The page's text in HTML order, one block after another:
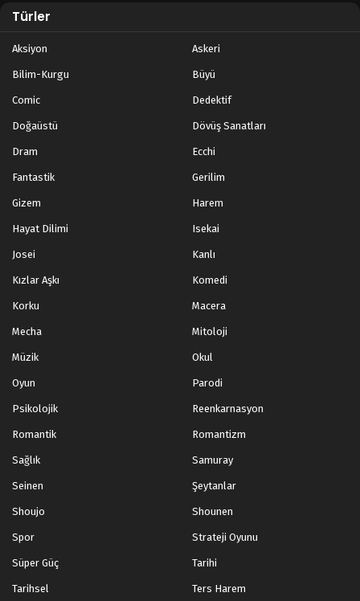
Türler
Aksiyon Askeri
Bilim-Kurgu Büyü
Comic Dedektif
Doğaüstü Dövüş Sanatları
Dram Ecchi
Fantastik Gerilim
Gizem Harem
Hayat Dilimi Isekai
Josei Kanlı
Kızlar Aşkı Komedi
Korku Macera
Mecha Mitoloji
Müzik Okul
Oyun Parodi
Psikolojik Reenkarnasyon
Romantik Romantizm
Sağlık Samuray
Seinen Şeytanlar
Shoujo Shounen
Spor Strateji Oyunu
Süper Güç Tarihi
Tarihsel Ters Harem